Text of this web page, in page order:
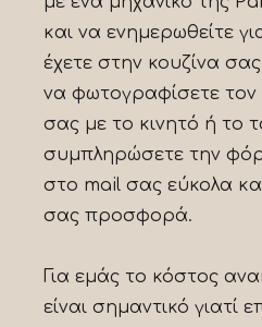
και να ενημερωθείτε
έχετε στην κουζίνα
να φωτογραφίσετε τον
σας με το κινητό ή το
συμπληρώσετε την
στο mail σας εύκολα
σας προσφορά.
Για εμάς το κόστος
είναι σημαντικό γιατί